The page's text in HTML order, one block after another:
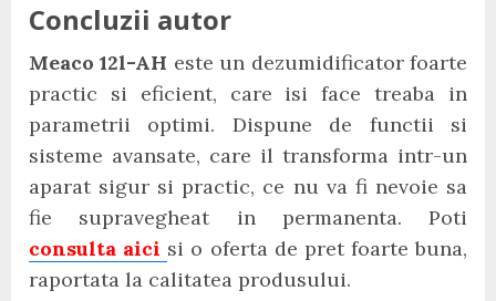
Concluzii autor
Meaco 12l-AH este un dezumidificator foarte
practic si eficient, care isi face treaba in
parametrii optimi. Dispune de functii si
sisteme avansate, care il transforma intr-un
aparat sigur si practic, ce nu va fi nevoie sa
fie supravegheat in permanenta. Poti
consulta aici si o oferta de pret foarte buna,
raportata la calitatea produsului.